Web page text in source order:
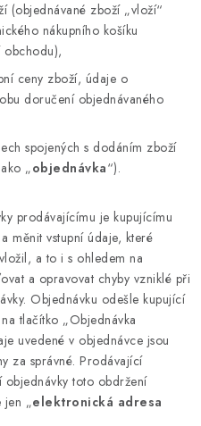
(objednávané zboží „vloží“
nákupního košíku
ceny zboží, údaje o
doručení objednávaného
spojených s dodáním zboží
„objednávka“).
prodávajícímu je kupujícímu
měnit vstupní údaje, které
a to i s ohledem na
a opravovat chyby vzniklé při
Objednávku odešle kupující
tlačítko „Objednávka
uvedené v objednávce jsou
za správné. Prodávající
toto obdržení
jen „elektronická adresa